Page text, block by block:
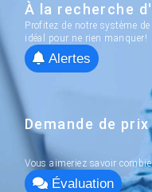
À la recherche
Profitez de notre système
idéal pour ne rien manquer!
Alertes
Demande de prix
Vous aimeriez savoir
Évaluation